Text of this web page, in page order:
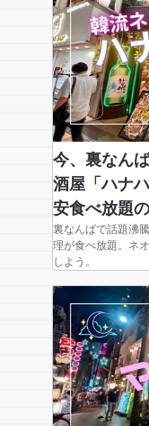
今、裏なん
酒屋「ハナ
安食べ放題
裏なんばで話題沸
理が食べ放題。ネ
しよう。